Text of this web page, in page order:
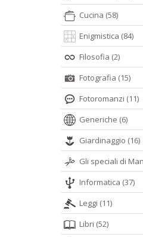
Cucina (58)
Enigmistica (84)
Filosofia (2)
Fotografia (15)
Fotoromanzi (11)
Generiche (6)
Giardinaggio (16)
Gli speciali di
Informatica (37)
Leggi (11)
Libri (52)